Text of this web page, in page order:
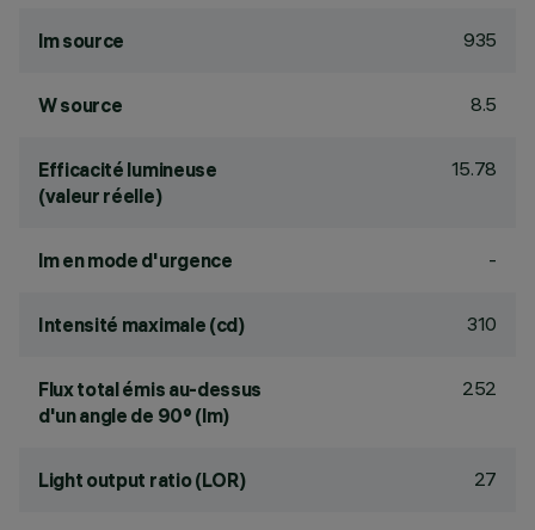
lm source 935
W source 8.5
Efficacité lumineuse
(valeur réelle)
15.78
lm en mode d'urgence -
Intensité maximale (cd) 310
Flux total émis au-dessus
d'un angle de 90° (lm)
252
Light output ratio (LOR) 27